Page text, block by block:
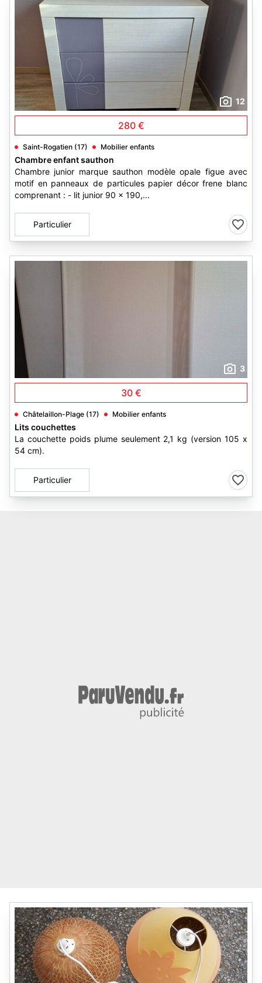
12
280 €
Saint-Rogatien (17) Mobilier enfants
Chambre enfant sauthon
Chambre junior marque sauthon modèle opale figue avec
motif en panneaux de particules papier décor frene blanc
comprenant : - lit junior 90 x 190,...
Particulier
3
30 €
Châtelaillon-Plage (17) Mobilier enfants
Lits couchettes
La couchette poids plume seulement 2,1 kg (version 105 x
54 cm).
Particulier